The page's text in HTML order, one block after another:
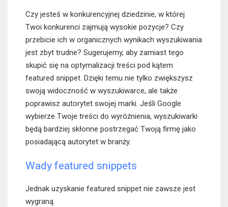
Czy jesteś w konkurencyjnej dziedzinie, w której
Twoi konkurenci zajmują wysokie pozycje? Czy
przebicie ich w organicznych wynikach wyszukiwania
jest zbyt trudne? Sugerujemy, aby zamiast tego
skupić się na optymalizacji treści pod kątem
featured snippet. Dzięki temu nie tylko zwiększysz
swoją widoczność w wyszukiwarce, ale także
poprawisz autorytet swojej marki. Jeśli Google
wybierze Twoje treści do wyróżnienia, wyszukiwarki
będą bardziej skłonne postrzegać Twoją firmę jako
posiadającą autorytet w branży.
Wady featured snippets
Jednak uzyskanie featured snippet nie zawsze jest
wygraną.